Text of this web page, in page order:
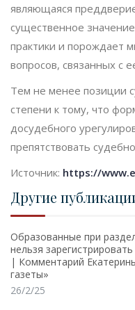
являющаяся
существенное
практики и порождает
вопросов, связанных с
Тем не менее позиции
степени к тому, что
досудебного
препятствовать
Источник: https://
Другие
Образованные при
нельзя
| Комментарий
газеты»
26/2/25